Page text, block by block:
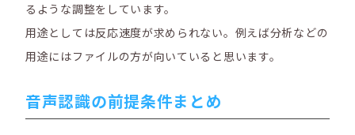
るような調整をしています。
用途としては反応速度が求められない。例えば分析などの
用途にはファイルの方が向いていると思います。
音声認識の前提条件まとめ